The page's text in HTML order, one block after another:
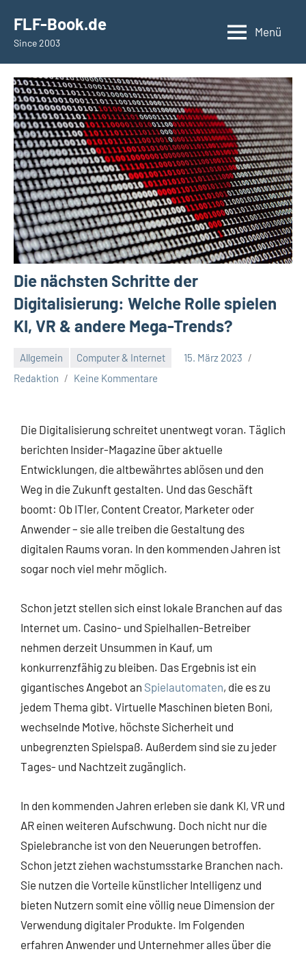
springen
FLF-Book.de
Since 2003
Menü
Die nächsten Schritte der
Digitalisierung: Welche Rolle spielen
KI, VR & andere Mega-Trends?
Allgemein Computer & Internet
15. März 2023
Redaktion
Keine Kommentare
Die Digitalisierung schreitet unentwegt voran. Täglich
berichten Insider-Magazine über aktuelle
Entwicklungen, die altbewährtes ablösen und den
Weg in die Zukunft gestalten. Und das Geschäft
boomt: Ob ITler, Content Creator, Marketer oder
Anwender – sie alle treiben die Gestaltung des
digitalen Raums voran. In den kommenden Jahren ist
sogar noch viel mehr möglich.
Schon jetzt stellen sich einst lokale Branchen auf das
Internet um. Casino- und Spielhallen-Betreiber
nehmen derzeit Unsummen in Kauf, um
konkurrenzfähig zu bleiben. Das Ergebnis ist ein
gigantisches Angebot an Spielautomaten, die es zu
jedem Thema gibt. Virtuelle Maschinen bieten Boni,
wechselnde Motive, höchste Sicherheit und
unbegrenzten Spielspaß. Außerdem sind sie zu jeder
Tages- und Nachtzeit zugänglich.
In den kommenden Jahren erleben sie dank KI, VR und
AR einen weiteren Aufschwung. Doch nicht nur die
Spielebranche ist von den Neuerungen betroffen.
Schon jetzt ziehen wachstumsstarke Branchen nach.
Sie nutzen die Vorteile künstlicher Intelligenz und
bieten Nutzern somit eine völlig neue Dimension der
Verwendung digitaler Produkte. Im Folgenden
erfahren Anwender und Unternehmer alles über die